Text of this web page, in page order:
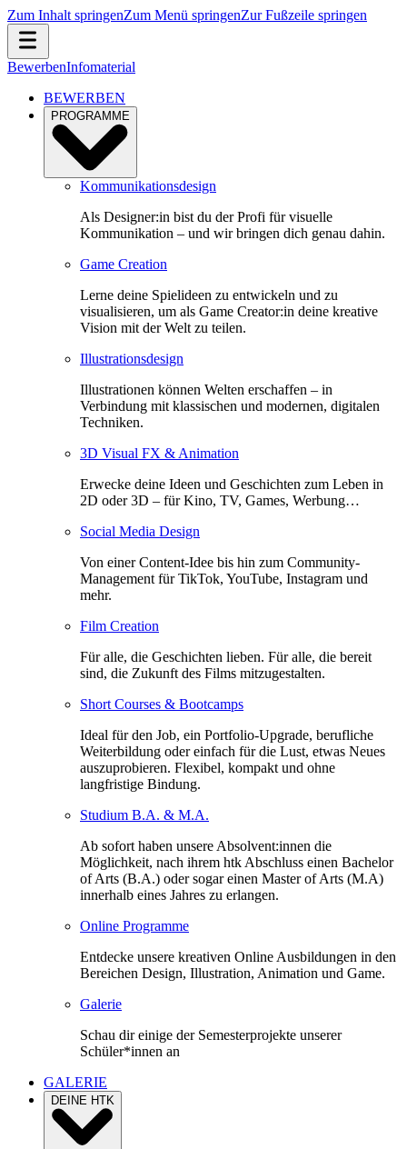
Zum Inhalt springenZum Menü springenZur Fußzeile springen
BewerbenInfomaterial
BEWERBEN
PROGRAMME
Kommunikationsdesign
Als Designer:in bist du der Profi für visuelle
Kommunikation – und wir bringen dich genau dahin.
Game Creation
Lerne deine Spielideen zu entwickeln und zu
visualisieren, um als Game Creator:in deine kreative
Vision mit der Welt zu teilen.
Illustrationsdesign
Illustrationen können Welten erschaffen – in
Verbindung mit klassischen und modernen, digitalen
Techniken.
3D Visual FX & Animation
Erwecke deine Ideen und Geschichten zum Leben in
2D oder 3D – für Kino, TV, Games, Werbung…
Social Media Design
Von einer Content-Idee bis hin zum Community-
Management für TikTok, YouTube, Instagram und
mehr.
Film Creation
Für alle, die Geschichten lieben. Für alle, die bereit
sind, die Zukunft des Films mitzugestalten.
Short Courses & Bootcamps
Ideal für den Job, ein Portfolio-Upgrade, berufliche
Weiterbildung oder einfach für die Lust, etwas Neues
auszuprobieren. Flexibel, kompakt und ohne
langfristige Bindung.
Studium B.A. & M.A.
Ab sofort haben unsere Absolvent:innen die
Möglichkeit, nach ihrem htk Abschluss einen Bachelor
of Arts (B.A.) oder sogar einen Master of Arts (M.A)
innerhalb eines Jahres zu erlangen.
Online Programme
Entdecke unsere kreativen Online Ausbildungen in den
Bereichen Design, Illustration, Animation und Game.
Galerie
Schau dir einige der Semesterprojekte unserer
Schüler*innen an
GALERIE
DEINE HTK